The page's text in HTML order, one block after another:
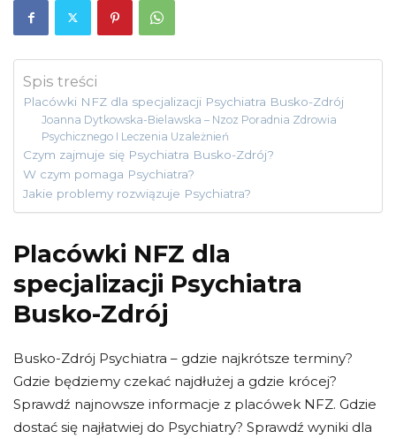
Spis treści
Placówki NFZ dla specjalizacji Psychiatra Busko-Zdrój
Joanna Dytkowska-Bielawska – Nzoz Poradnia Zdrowia
Psychicznego I Leczenia Uzależnień
Czym zajmuje się Psychiatra Busko-Zdrój?
W czym pomaga Psychiatra?
Jakie problemy rozwiązuje Psychiatra?
Placówki NFZ dla
specjalizacji Psychiatra
Busko-Zdrój
Busko-Zdrój Psychiatra – gdzie najkrótsze terminy?
Gdzie będziemy czekać najdłużej a gdzie krócej?
Sprawdź najnowsze informacje z placówek NFZ. Gdzie
dostać się najłatwiej do Psychiatry? Sprawdź wyniki dla